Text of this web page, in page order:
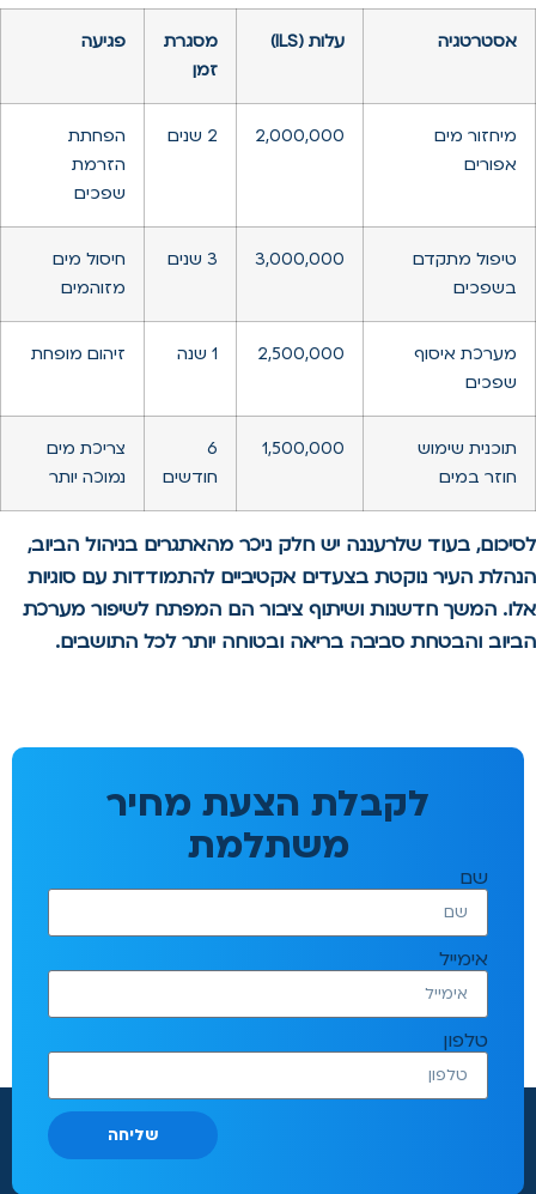
אסטרטגיה עלות (ILS)
מסגרת
זמן
פגיעה
מיחזור מים
אפורים
2,000,000 2 שנים
הפחתת
הזרמת
שפכים
טיפול מתקדם
בשפכים
3,000,000 3 שנים
חיסול מים
מזוהמים
מערכת איסוף
שפכים
2,500,000 1 שנה זיהום מופחת
תוכנית שימוש
חוזר במים
1,500,000
6
חודשים
צריכת מים
נמוכה יותר
לסיכום, בעוד שלרעננה יש חלק ניכר מהאתגרים בניהול הביוב,
הנהלת העיר נוקטת בצעדים אקטיביים להתמודדות עם סוגיות
אלו. המשך חדשנות ושיתוף ציבור הם המפתח לשיפור מערכת
הביוב והבטחת סביבה בריאה ובטוחה יותר לכל התושבים.
לקבלת הצעת מחיר
משתלמת
שם
אימייל
טלפון
שליחה